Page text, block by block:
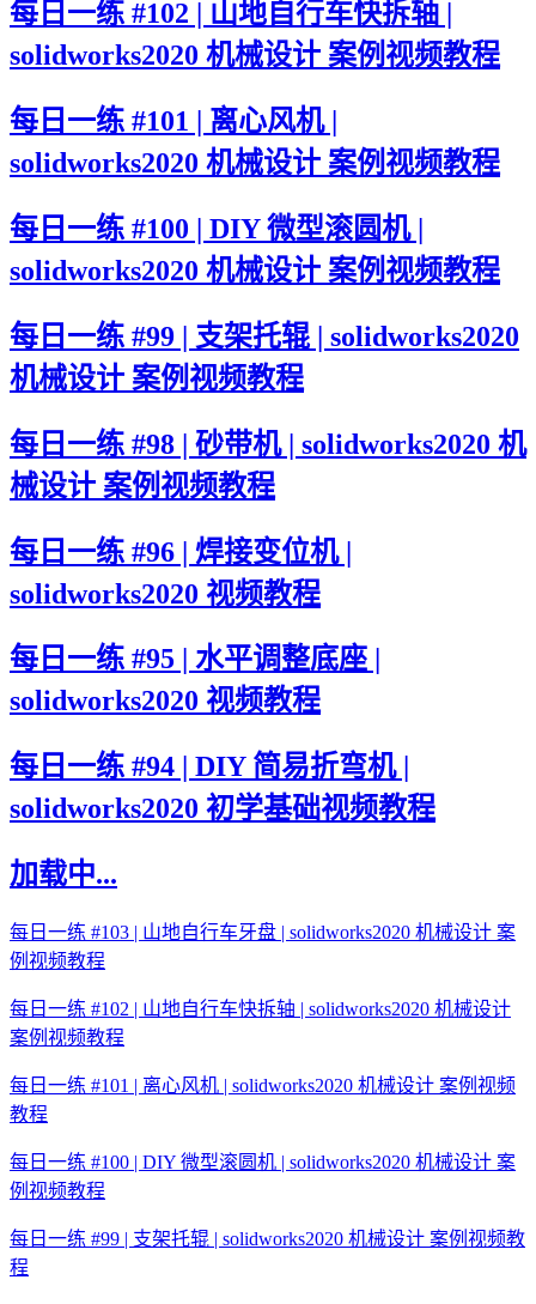
每日一练 #102 | 山地自行车快拆轴 |
solidworks2020 机械设计 案例视频教程
每日一练 #101 | 离心风机 |
solidworks2020 机械设计 案例视频教程
每日一练 #100 | DIY 微型滚圆机 |
solidworks2020 机械设计 案例视频教程
每日一练 #99 | 支架托辊 | solidworks2020
机械设计 案例视频教程
每日一练 #98 | 砂带机 | solidworks2020 机
械设计 案例视频教程
每日一练 #96 | 焊接变位机 |
solidworks2020 视频教程
每日一练 #95 | 水平调整底座 |
solidworks2020 视频教程
每日一练 #94 | DIY 简易折弯机 |
solidworks2020 初学基础视频教程
加载中...
每日一练 #103 | 山地自行车牙盘 | solidworks2020 机械设计 案
例视频教程
每日一练 #102 | 山地自行车快拆轴 | solidworks2020 机械设计
案例视频教程
每日一练 #101 | 离心风机 | solidworks2020 机械设计 案例视频
教程
每日一练 #100 | DIY 微型滚圆机 | solidworks2020 机械设计 案
例视频教程
每日一练 #99 | 支架托辊 | solidworks2020 机械设计 案例视频教
程